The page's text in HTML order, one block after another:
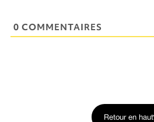
0 COMMENTAIRES
Retour en haut